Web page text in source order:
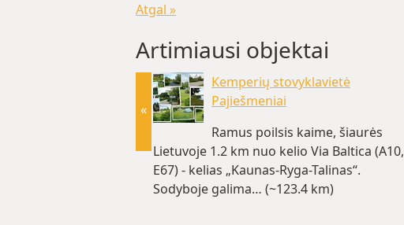
Atgal »
Artimiausi objektai
Kemperių stovyklavietė
Pajiešmeniai
Ramus poilsis kaime, šiaurės
Lietuvoje 1.2 km nuo kelio Via Baltica (A10,
E67) - kelias „Kaunas-Ryga-Talinas“.
Sodyboje galima… (~123.4 km)
«